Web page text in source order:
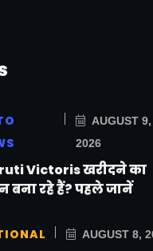
AUGUST 9,
2026
Victoris खरीदने का
बना रहे हैं? पहले जानें
AUGUST 8,